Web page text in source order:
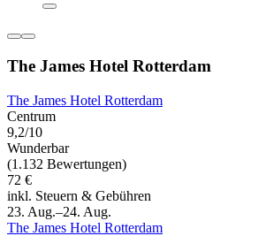
The James Hotel Rotterdam
The James Hotel Rotterdam
Centrum
9,2/10
Wunderbar
(1.132 Bewertungen)
72 €
inkl. Steuern & Gebühren
23. Aug.–24. Aug.
The James Hotel Rotterdam